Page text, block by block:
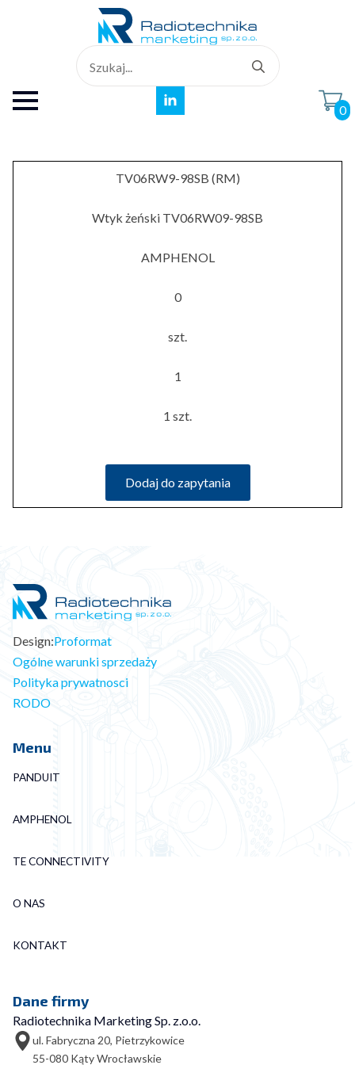
for:
0
TV06RW9-98SB (RM)
Wtyk żeński TV06RW09-98SB
AMPHENOL
0
szt.
1
1 szt.
Dodaj do zapytania
Design:Proformat
Ogólne warunki sprzedaży
Polityka prywatnosci
RODO
Menu
PANDUIT
AMPHENOL
TE CONNECTIVITY
O NAS
KONTAKT
Dane firmy
Radiotechnika Marketing Sp. z.o.o.
ul. Fabryczna 20, Pietrzykowice
55-080 Kąty Wrocławskie